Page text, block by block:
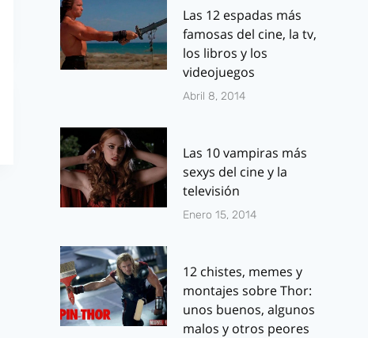
Segundo teaser
tráiler de «Los
Una épica
en el rodaje
Las 12 espadas más
famosas del cine, la tv,
los libros y los
videojuegos
Abril 8, 2014
Las 10 vampiras más
sexys del cine y la
televisión
Enero 15, 2014
12 chistes, memes y
montajes sobre Thor:
unos buenos, algunos
malos y otros peores